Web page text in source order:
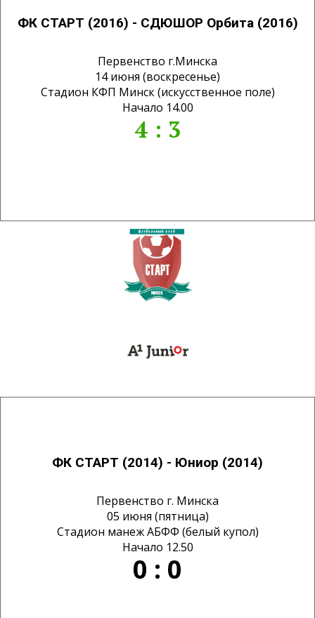
ФК СТАРТ (2016) - СДЮШОР Орбита (2016)
Первенство г.Минска
14 июня (воскресенье)
Стадион КФП Минск (искусственное поле)
Начало 14.00
4 : 3
ФК СТАРТ (2014) - Юниор (2014)
Первенство г. Минска
05 июня (пятница)
Стадион манеж АБФФ (белый купол)
Начало 12.50
0 : 0